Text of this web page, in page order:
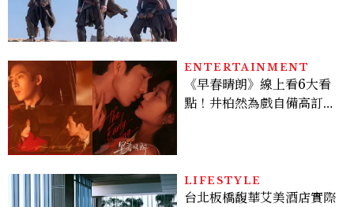
ENTERTAINMENT
《早春晴朗》線上看6大看
點！井柏然為戲自備高訂，
LIFESTYLE
台北板橋馥華艾美酒店實際